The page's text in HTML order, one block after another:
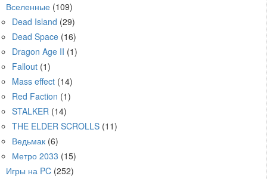
Вселенные (109)
Dead Island (29)
Dead Space (16)
Dragon Age II (1)
Fallout (1)
Mass effect (14)
Red Faction (1)
STALKER (14)
THE ELDER SCROLLS (11)
Ведьмак (6)
Метро 2033 (15)
Игры на PC (252)